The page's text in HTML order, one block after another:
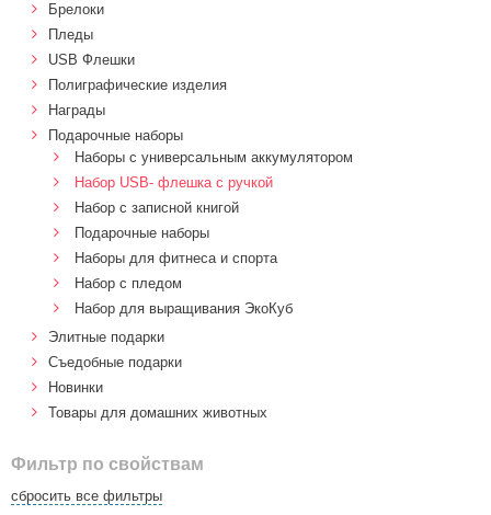
Брелоки
Пледы
USB Флешки
Полиграфические изделия
Награды
Подарочные наборы
Наборы с универсальным аккумулятором
Набор USB- флешка с ручкой
Набор с записной книгой
Подарочные наборы
Наборы для фитнеса и спорта
Набор с пледом
Набор для выращивания ЭкоКуб
Элитные подарки
Cъедобные подарки
Новинки
Товары для домашних животных
Фильтр по свойствам
сбросить все фильтры